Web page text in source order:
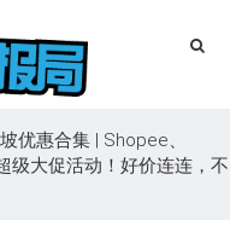
优惠合集 | Shopee、
级大促活动！好价连连，不